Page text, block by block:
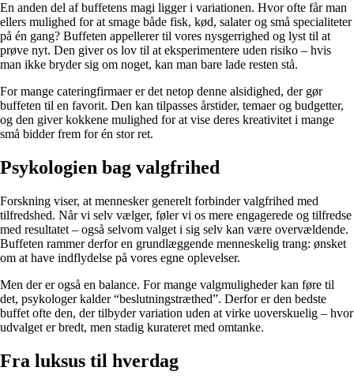
En anden del af buffetens magi ligger i variationen. Hvor ofte får man
ellers mulighed for at smage både fisk, kød, salater og små specialiteter
på én gang? Buffeten appellerer til vores nysgerrighed og lyst til at
prøve nyt. Den giver os lov til at eksperimentere uden risiko – hvis
man ikke bryder sig om noget, kan man bare lade resten stå.
For mange cateringfirmaer er det netop denne alsidighed, der gør
buffeten til en favorit. Den kan tilpasses årstider, temaer og budgetter,
og den giver kokkene mulighed for at vise deres kreativitet i mange
små bidder frem for én stor ret.
Psykologien bag valgfrihed
Forskning viser, at mennesker generelt forbinder valgfrihed med
tilfredshed. Når vi selv vælger, føler vi os mere engagerede og tilfredse
med resultatet – også selvom valget i sig selv kan være overvældende.
Buffeten rammer derfor en grundlæggende menneskelig trang: ønsket
om at have indflydelse på vores egne oplevelser.
Men der er også en balance. For mange valgmuligheder kan føre til
det, psykologer kalder “beslutningstræthed”. Derfor er den bedste
buffet ofte den, der tilbyder variation uden at virke uoverskuelig – hvor
udvalget er bredt, men stadig kurateret med omtanke.
Fra luksus til hverdag